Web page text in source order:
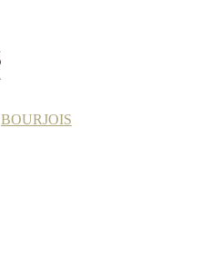
BOURJOIS